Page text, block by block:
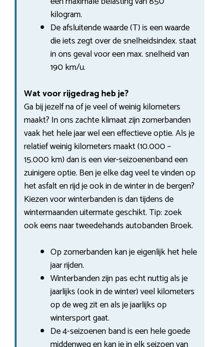
kilogram.
De afsluitende waarde (T) is een waarde
die iets zegt over de snelheidsindex. staat
in ons geval voor een max. snelheid van
190 km/u.
Wat voor rijgedrag heb je?
Ga bij jezelf na of je veel of weinig kilometers
maakt? In ons zachte klimaat zijn zomerbanden
vaak het hele jaar wel een effectieve optie. Als je
relatief weinig kilometers maakt (10.000 –
15.000 km) dan is een vier-seizoenenband een
zuinigere optie. Ben je elke dag veel te vinden op
het asfalt en rijd je ook in de winter in de bergen?
Kiezen voor winterbanden is dan tijdens de
wintermaanden uitermate geschikt. Tip: zoek
ook eens naar tweedehands autobanden Broek.
Op zomerbanden kan je eigenlijk het hele
jaar rijden.
Winterbanden zijn pas echt nuttig als je
jaarlijks (ook in de winter) veel kilometers
op de weg zit en als je jaarlijks op
wintersport gaat.
De 4-seizoenen band is een hele goede